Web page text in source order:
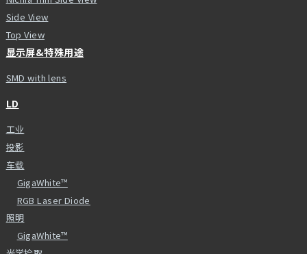
Side View
Top View
显示屏&特殊用途
SMD with lens
LD
工业
投影
车载
GigaWhite™
RGB Laser Diode
照明
GigaWhite™